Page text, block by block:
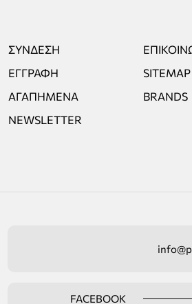
ΣΎΝΔΕΣΗ
ΕΓΓΡΑΦΉ
ΑΓΑΠΗΜΈΝΑ
NEWSLETTER
SITEMAP
BRANDS
FACEBOOK